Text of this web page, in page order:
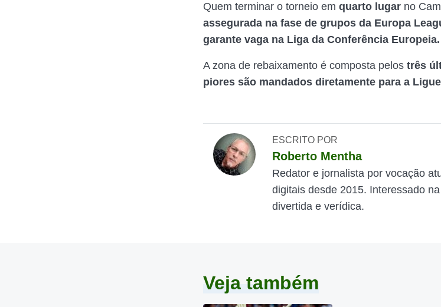
Quem terminar o torneio em quarto lugar no
assegurada na fase de grupos da Europa
garante vaga na Liga da Conferência Europeia.
A zona de rebaixamento é composta pelos três
piores são mandados diretamente para a
ESCRITO POR
Roberto Mentha
Redator e jornalista por vocação
digitais desde 2015. Interessado
divertida e verídica.
Veja também